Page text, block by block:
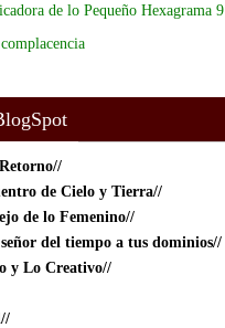
de lo Pequeño Hexagrama 9
de Cielo y Tierra//
de lo Femenino//
del tiempo a tus dominios//
y Lo Creativo//